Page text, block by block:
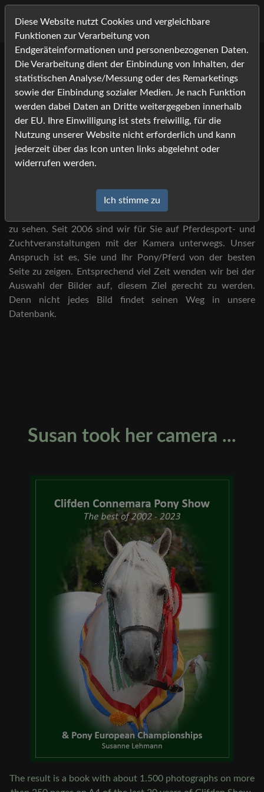
Willkommen bei Foto-
Job.com -
Ihrem Bildershop rund um die
Pferdefotografie!
Sie haben Foto-Job auf der Veranstaltung gesehen?
zu sehen. Seit 2006 sind wir für Sie auf Pferdesport- und
Zuchtveranstaltungen mit der Kamera unterwegs. Unser
Anspruch ist es, Sie und Ihr Pony/Pferd von der besten
Seite zu zeigen. Entsprechend viel Zeit wenden wir bei der
Auswahl der Bilder auf, diesem Ziel gerecht zu werden.
Denn nicht jedes Bild findet seinen Weg in unsere
Datenbank.
Susan took her camera ...
The result is a book with about 1.500 photographs on more
Diese Website nutzt Cookies und vergleichbare
Funktionen zur Verarbeitung von
Endgeräteinformationen und personenbezogenen Daten.
Die Verarbeitung dient der Einbindung von Inhalten, der
statistischen Analyse/Messung oder des Remarketings
sowie der Einbindung sozialer Medien. Je nach Funktion
werden dabei Daten an Dritte weitergegeben innerhalb
der EU. Ihre Einwilligung ist stets freiwillig, für die
Nutzung unserer Website nicht erforderlich und kann
jederzeit über das Icon unten links abgelehnt oder
widerrufen werden.
Ich stimme zu